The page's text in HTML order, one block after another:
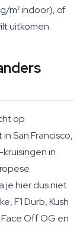
m² indoor), of
uitkomen.
op
San Francisco,
in
je hier dus niet
F1 Durb, Kush
Face Off OG en